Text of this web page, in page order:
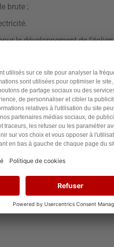
brute ;
le développement de l’éolien
né.
par exemple au large de Saint